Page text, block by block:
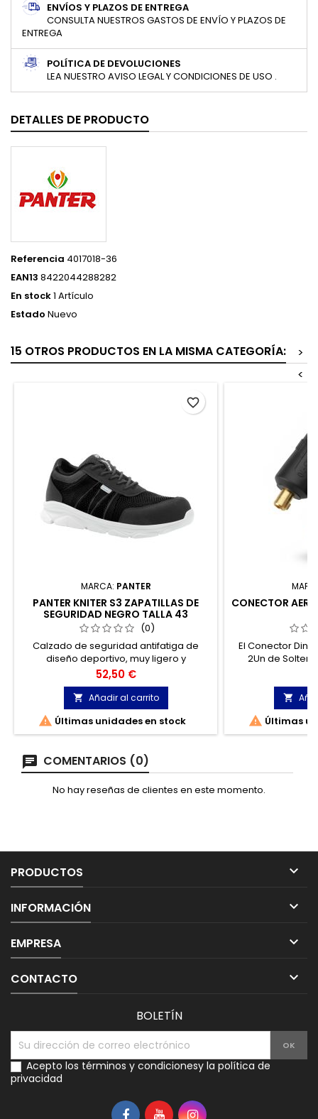
ENVÍOS Y PLAZOS DE ENTREGA
CONSULTA NUESTROS GASTOS DE ENVÍO Y PLAZOS DE
ENTREGA
POLÍTICA DE DEVOLUCIONES
LEA NUESTRO AVISO LEGAL Y CONDICIONES DE USO .
DETALLES DE PRODUCTO
Referencia 4017018-36
EAN13 8422044288282
En stock1 Artículo
Estado Nuevo
15 OTROS PRODUCTOS EN LA MISMA CATEGORÍA:
>
<
MARCA: PANTER
PANTER KNITER S3 ZAPATILLAS DE
SEGURIDAD NEGRO TALLA 43
(0)
Calzado de seguridad antifatiga de
diseño deportivo, muy ligero y
confortable. Fabricado en tejido técnico
de alta resistencia muy transpirable, con
un atractivo diseño y estética sport-
casual.
Precio
52,50 €
 Añadir al carrito
 Últimas unidades en stock
favorite_border
CONECTOR
El Conector
2Un de Solter
soldadores
conexiones

 Últimas
COMENTARIOS (0)
No hay reseñas de clientes en este momento.
PRODUCTOS 
INFORMACIÓN 
EMPRESA 
CONTACTO 
BOLETÍN
Acepto los términos y condicionesy la política de
privacidad